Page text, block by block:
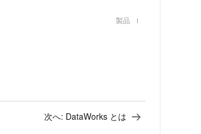
製品
次へ: DataWorks とは